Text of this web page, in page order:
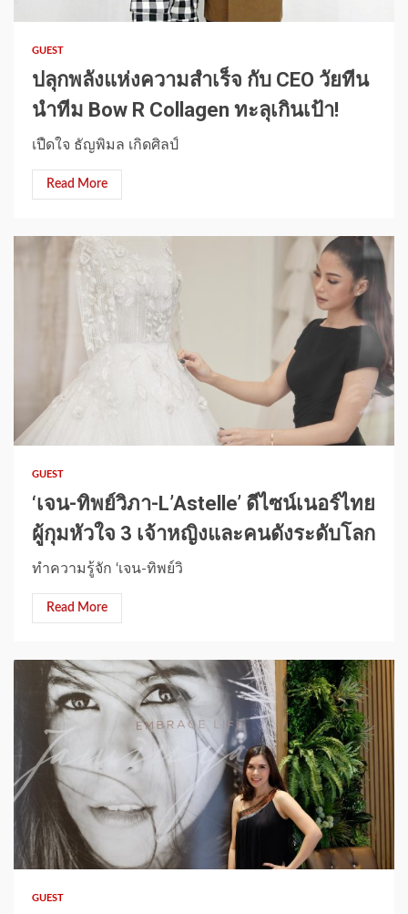
GUEST
ปลุกพลังแห่งความสำเร็จ กับ CEO วัยทีน
นำทีม Bow R Collagen ทะลุเกินเป้า!
เปืดใจ ธัญพิมล เกิดศิลป์
Read More
1 min read
GUEST
‘เจน-ทิพย์วิภา-L’Astelle’ ดีไซน์เนอร์ไทย
ผู้กุมหัวใจ 3 เจ้าหญิงและคนดังระดับโลก
ทำความรู้จัก ‘เจน-ทิพย์วิ
Read More
1 min read
GUEST